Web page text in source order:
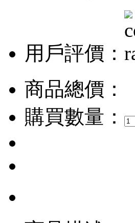
用戶評價：
商品總價：
購買數量：